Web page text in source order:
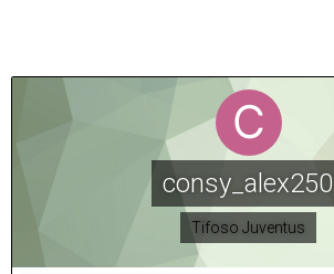
consy_alex250
Tifoso Juventus